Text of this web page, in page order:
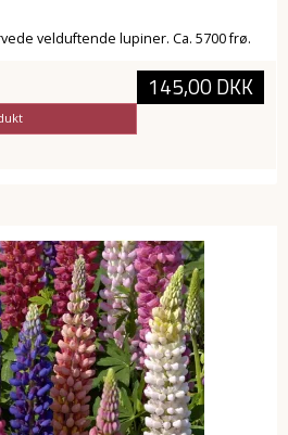
velduftende lupiner. Ca. 5700 frø.
145,00 DKK